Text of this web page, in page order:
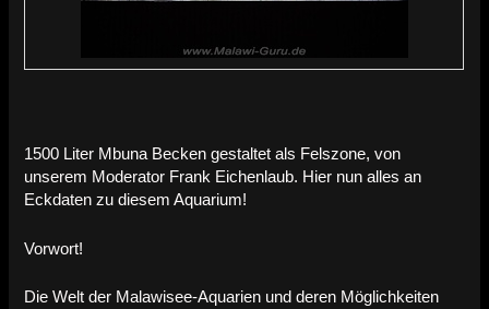
1500 Liter Mbuna Becken gestaltet als Felszone, von
unserem Moderator Frank Eichenlaub. Hier nun alles an
Eckdaten zu diesem Aquarium!
Vorwort!
Die Welt der Malawisee-Aquarien und deren Möglichkeiten